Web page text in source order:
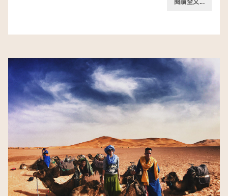
閱讀全文...